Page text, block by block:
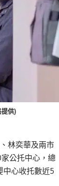
供)
林奕華及兩市
公托中心，總
中心收托數近5